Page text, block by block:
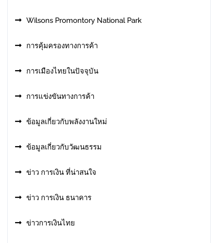
Wilsons Promontory National Park
การคุ้มครองทางการค้า
การเมืองไทยในปัจจุบัน
การแข่งขันทางการค้า
ข้อมูลเกี่ยวกับพลังงานใหม่
ข้อมูลเกี่ยวกับวัฒนธรรม
ข่าว การเงิน ที่น่าสนใจ
ข่าว การเงิน ธนาคาร
ข่าวการเงินไทย